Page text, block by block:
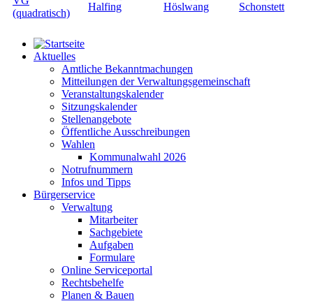
Aktuelles
Amtliche Bekanntmachungen
Mitteilungen der Verwaltungsgemeinschaft
Veranstaltungskalender
Sitzungskalender
Stellenangebote
Öffentliche Ausschreibungen
Wahlen
Kommunalwahl 2026
Notrufnummern
Infos und Tipps
Bürgerservice
Verwaltung
Mitarbeiter
Sachgebiete
Aufgaben
Formulare
Online Serviceportal
Rechtsbehelfe
Planen & Bauen